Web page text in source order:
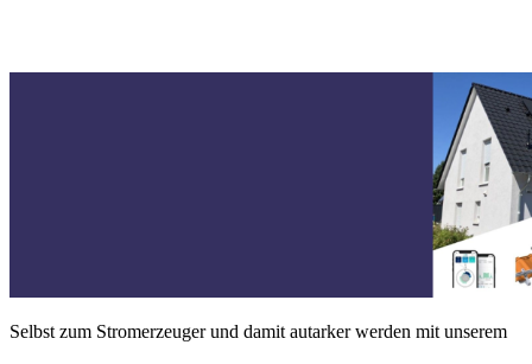
Selbst zum Stromerzeuger und damit autarker werden mit unserem